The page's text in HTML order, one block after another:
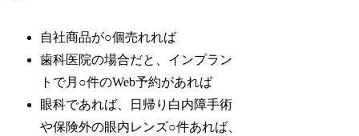
自社商品が○個売れれば
歯科医院の場合だと、インプラン
トで月○件のWeb予約があれば
眼科であれば、日帰り白内障手術
や保険外の眼内レンズ○件あれば、